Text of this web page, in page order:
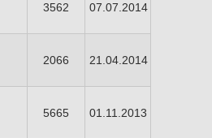
3562 07.07.2014
2066 21.04.2014
5665 01.11.2013